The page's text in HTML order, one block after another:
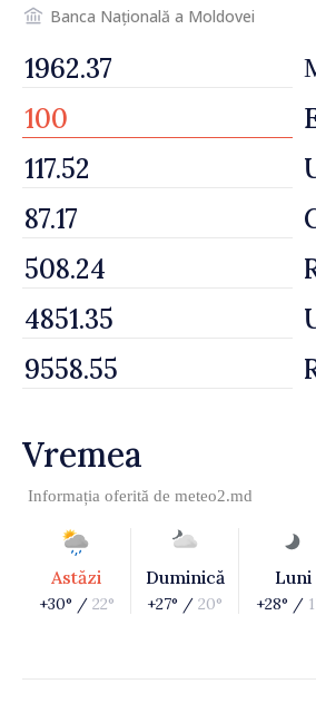
Banca Națională a Moldovei
Vremea
Informația oferită de meteo2.md
Astăzi
+30° / 22°
Duminică
+27° / 20°
Luni
+28° /